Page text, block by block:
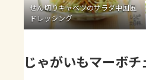
お買い物
AJINOMOTO PARK とは
せん切りキャベツのサラダ中国風
ドレッシング
じゃがいもマーボ